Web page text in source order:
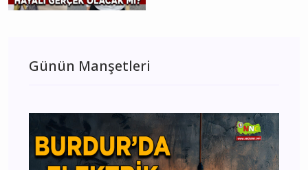
Günün Manşetleri